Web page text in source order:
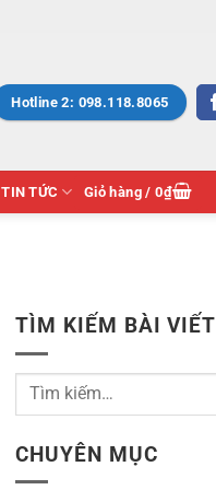
Hotline 2: 098.118.8065
TIN TỨC Giỏ hàng /0₫
TÌM KIẾM BÀI VIẾT
CHUYÊN MỤC